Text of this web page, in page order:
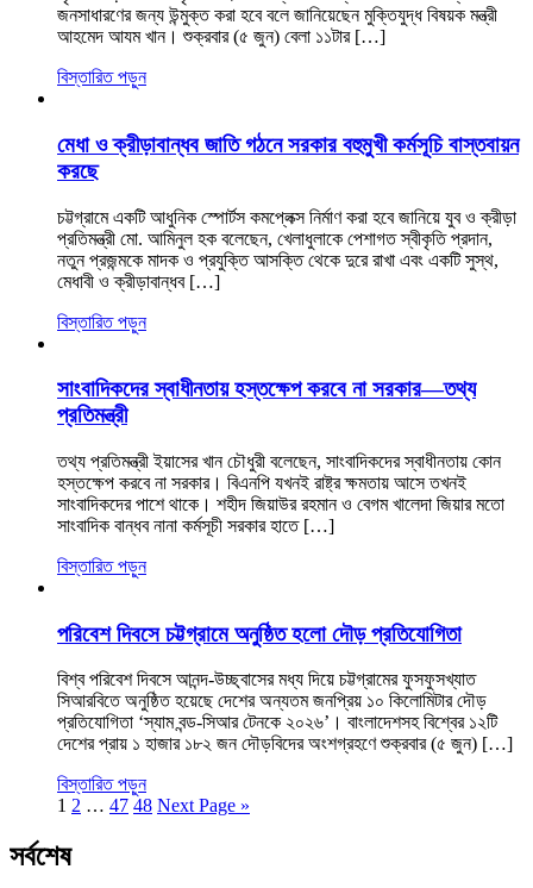
জনসাধারণের জন্য উন্মুক্ত করা হবে বলে জানিয়েছেন মুক্তিযুদ্ধ বিষয়ক মন্ত্রী
আহমেদ আযম খান। শুক্রবার (৫ জুন) বেলা ১১টার […]
বিস্তারিত পড়ুন
মেধা ও ক্রীড়াবান্ধব জাতি গঠনে সরকার বহুমুখী কর্মসূচি বাস্তবায়ন
করছে
চট্টগ্রামে একটি আধুনিক স্পোর্টস কমপ্লেক্স নির্মাণ করা হবে জানিয়ে যুব ও ক্রীড়া
প্রতিমন্ত্রী মো. আমিনুল হক বলেছেন, খেলাধুলাকে পেশাগত স্বীকৃতি প্রদান,
নতুন প্রজন্মকে মাদক ও প্রযুক্তি আসক্তি থেকে দুরে রাখা এবং একটি সুস্থ,
মেধাবী ও ক্রীড়াবান্ধব […]
বিস্তারিত পড়ুন
সাংবাদিকদের স্বাধীনতায় হস্তক্ষেপ করবে না সরকার—তথ্য
প্রতিমন্ত্রী
তথ্য প্রতিমন্ত্রী ইয়াসের খান চৌধুরী বলেছেন, সাংবাদিকদের স্বাধীনতায় কোন
হস্তক্ষেপ করবে না সরকার। বিএনপি যখনই রাষ্ট্র ক্ষমতায় আসে তখনই
সাংবাদিকদের পাশে থাকে। শহীদ জিয়াউর রহমান ও বেগম খালেদা জিয়ার মতো
সাংবাদিক বান্ধব নানা কর্মসূচী সরকার হাতে […]
বিস্তারিত পড়ুন
পরিবেশ দিবসে চট্টগ্রামে অনুষ্ঠিত হলো দৌড় প্রতিযোগিতা
বিশ্ব পরিবেশ দিবসে আনন্দ-উচ্ছ্বাসের মধ্য দিয়ে চট্টগ্রামের ফুসফুসখ্যাত
সিআরবিতে অনুষ্ঠিত হয়েছে দেশের অন্যতম জনপ্রিয় ১০ কিলোমিটার দৌড়
প্রতিযোগিতা ‘স্যাম বন্ড-সিআর টেনকে ২০২৬’। বাংলাদেশসহ বিশ্বের ১২টি
দেশের প্রায় ১ হাজার ১৮২ জন দৌড়বিদের অংশগ্রহণে শুক্রবার (৫ জুন) […]
বিস্তারিত পড়ুন
1 2 … 47 48 Next Page »
সর্বশেষ